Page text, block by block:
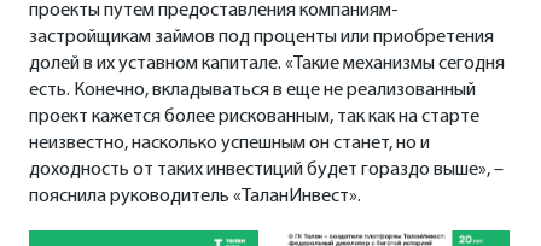
проекты путем предоставления компаниям-
застройщикам займов под проценты или приобретения
долей в их уставном капитале. «Такие механизмы сегодня
есть. Конечно, вкладываться в еще не реализованный
проект кажется более рискованным, так как на старте
неизвестно, насколько успешным он станет, но и
доходность от таких инвестиций будет гораздо выше», –
пояснила руководитель «ТаланИнвест».